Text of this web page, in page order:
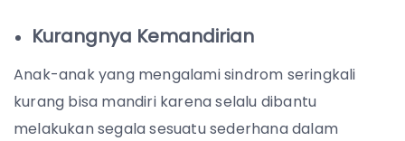
Kurangnya Kemandirian
Anak-anak yang mengalami sindrom seringkali
kurang bisa mandiri karena selalu dibantu
melakukan segala sesuatu sederhana dalam